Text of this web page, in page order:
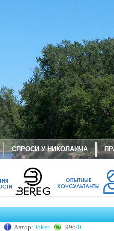
СПРОСИ У НИКОЛАИЧА
Автор: Joker 996/0